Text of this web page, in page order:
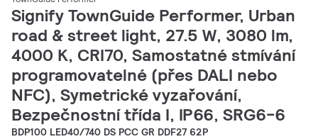
Signify TownGuide Performer, Urban
road & street light, 27.5 W, 3080 lm,
4000 K, CRI70, Samostatné stmívání
programovatelné (přes DALI nebo
NFC), Symetrické vyzařování,
Bezpečnostní třída I, IP66, SRG6-6
BDP100 LED40/740 DS PCC GR DDF27 62P